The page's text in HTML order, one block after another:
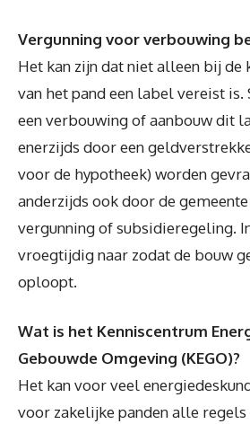
Vergunning voor verbouwing
Het kan zijn dat niet alleen bij de
van het pand een label vereist
een verbouwing of aanbouw dit
enerzijds door een
voor de hypotheek) worden
anderzijds ook door de
vergunning of subsidieregeling.
vroegtijdig naar zodat de bouw
oploopt.
Wat is het Kenniscentrum
Gebouwde Omgeving (KEGO)?
Het kan voor veel
voor zakelijke panden alle regels